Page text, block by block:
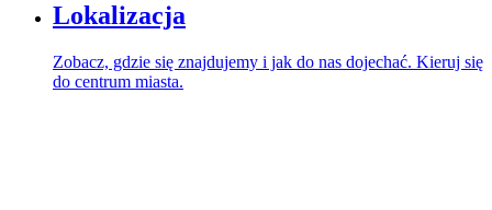
Lokalizacja
Zobacz, gdzie się znajdujemy i jak do nas dojechać. Kieruj się
do centrum miasta.